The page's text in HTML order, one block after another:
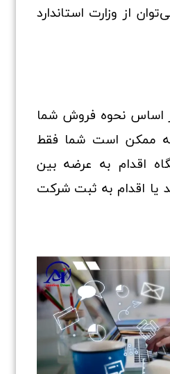
از وزارت استاندارد
بر اساس نحوه فروش شما
ممکن است شما فقط
اقدام به عرضه بین
یا اقدام به ثبت شرکت